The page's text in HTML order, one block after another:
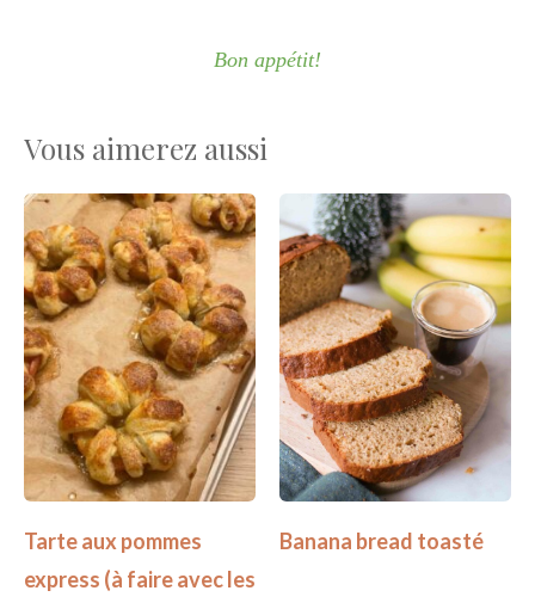
Bon appétit!
Vous aimerez aussi
Tarte aux pommes
express (à faire avec les
Banana bread toasté